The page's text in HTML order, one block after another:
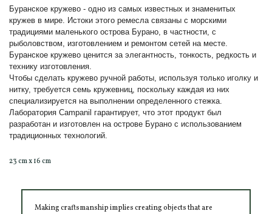
Буранское кружево - одно из самых известных и знаменитых
кружев в мире. Истоки этого ремесла связаны с морскими
традициями маленького острова Бурано, в частности, с
рыболовством, изготовлением и ремонтом сетей на месте.
Буранское кружево ценится за элегантность, тонкость, редкость и
технику изготовления.
Чтобы сделать кружево ручной работы, используя только иголку и
нитку, требуется семь кружевниц, поскольку каждая из них
специализируется на выполнении определенного стежка.
Лаборатория Campanil гарантирует, что этот продукт был
разработан и изготовлен на острове Бурано с использованием
традиционных технологий.
23 cm x 16 cm
Making craftsmanship implies creating objects that are